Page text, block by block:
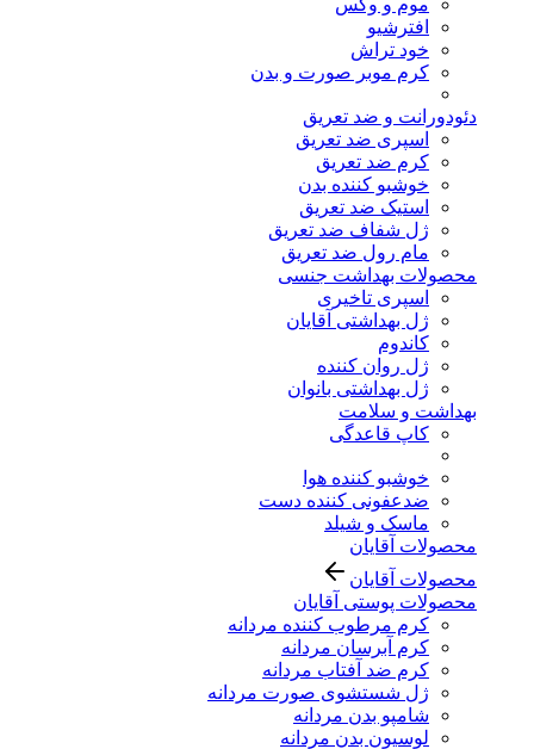
موم و وکس
افترشیو
خود تراش
کرم موبر صورت و بدن
دئودورانت و ضد تعریق
اسپری ضد تعریق
کرم ضد تعریق
خوشبو کننده بدن
استیک ضد تعریق
ژل شفاف ضد تعریق
مام رول ضد تعریق
محصولات بهداشت جنسی
اسپری تاخیری
ژل بهداشتی آقایان
کاندوم
ژل روان کننده
ژل بهداشتی بانوان
بهداشت و سلامت
کاپ قاعدگی
خوشبو کننده هوا
ضدعفونی کننده دست
ماسک و شیلد
محصولات آقایان
محصولات آقایان
محصولات پوستی آقایان
کرم مرطوب کننده مردانه
کرم آبرسان مردانه
کرم ضد آفتاب مردانه
ژل شستشوی صورت مردانه
شامپو بدن مردانه
لوسیون بدن مردانه